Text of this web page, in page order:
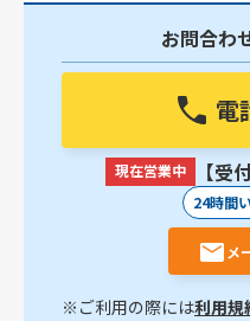
お問合わ
電
現在営業中 【受
24時間
メ
※ご利用の際には利用規